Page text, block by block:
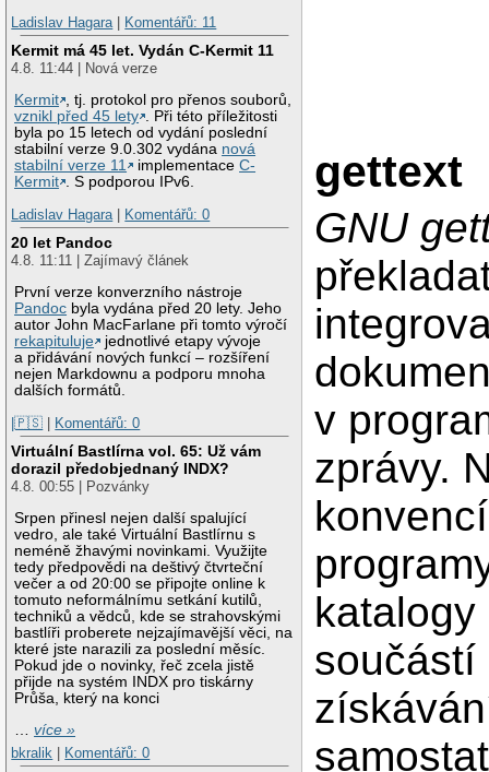
Ladislav Hagara | Komentářů: 11
Kermit má 45 let. Vydán C-Kermit 11
4.8. 11:44 | Nová verze
Kermit , tj. protokol pro přenos souborů,
vznikl před 45 lety . Při této příležitosti
byla po 15 letech od vydání poslední
stabilní verze 9.0.302 vydána nová
stabilní verze 11
implementaceC-
Kermit . S podporou IPv6.
Ladislav Hagara | Komentářů: 0
20 let Pandoc
4.8. 11:11 | Zajímavý článek
První verze konverzního nástroje
Pandoc byla vydána před 20 lety. Jeho
autor John MacFarlane při tomto výročí
rekapituluje
jednotlivé etapy vývoje
a přidávání nových funkcí – rozšíření
nejen Markdownu a podporu mnoha
dalších formátů.
|🇵🇸 | Komentářů: 0
Virtuální Bastlírna vol. 65: Už vám
dorazil předobjednaný INDX?
4.8. 00:55 | Pozvánky
Srpen přinesl nejen další spalující
vedro, ale také Virtuální Bastlírnu s
neméně žhavými novinkami. Využijte
tedy předpovědi na deštivý čtvrteční
večer a od 20:00 se připojte online k
tomuto neformálnímu setkání kutilů,
techniků a vědců, kde se strahovskými
bastlíři proberete nejzajímavější věci, na
které jste narazili za poslední měsíc.
Pokud jde o novinky, řeč zcela jistě
přijde na systém INDX pro tiskárny
Průša, který na konci
…více »
bkralik
Komentářů: 0
gettext
GNU
v
zprávy.
katalogy
součástí